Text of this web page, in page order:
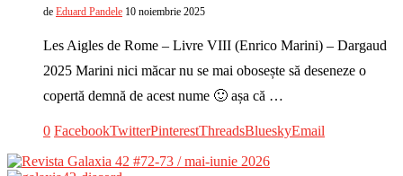
de Eduard Pandele 10 noiembrie 2025
Les Aigles de Rome – Livre VIII (Enrico Marini) – Dargaud
2025 Marini nici măcar nu se mai obosește să deseneze o
copertă demnă de acest nume 🙂 așa că …
0 FacebookTwitterPinterestThreadsBlueskyEmail